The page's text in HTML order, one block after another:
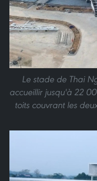
Le stade de Thai
accueillir jusqu'à 22
toits couvrant les